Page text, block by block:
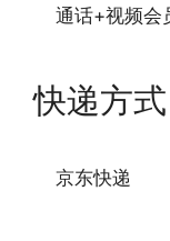
通话+视频会
快递方式
京东快递